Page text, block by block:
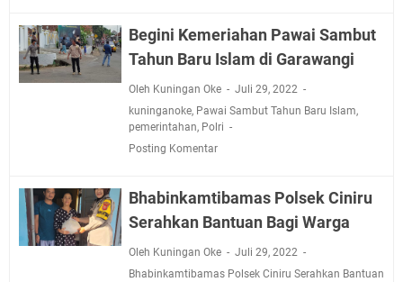
Begini Kemeriahan Pawai Sambut
Tahun Baru Islam di Garawangi
Oleh Kuningan Oke
Juli 29, 2022
kuninganoke, Pawai Sambut Tahun Baru Islam,
pemerintahan, Polri
Posting Komentar
Bhabinkamtibamas Polsek Ciniru
Serahkan Bantuan Bagi Warga
Oleh Kuningan Oke
Juli 29, 2022
Bhabinkamtibamas Polsek Ciniru Serahkan Bantuan